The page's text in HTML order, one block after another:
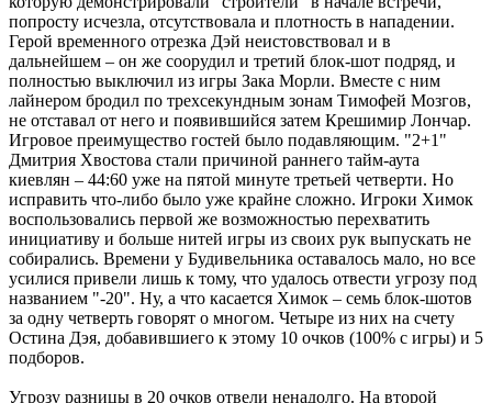
попросту исчезла, отсутствовала и плотность в нападении.
Герой временного отрезка Дэй неистовствовал и в
дальнейшем – он же соорудил и третий блок-шот подряд, и
полностью выключил из игры Зака Морли. Вместе с ним
лайнером бродил по трехсекундным зонам Тимофей Мозгов,
не отставал от него и появившийся затем Крешимир Лончар.
Игровое преимущество гостей было подавляющим. "2+1"
Дмитрия Хвостова стали причиной раннего тайм-аута
киевлян – 44:60 уже на пятой минуте третьей четверти. Но
исправить что-либо было уже крайне сложно. Игроки Химок
воспользовались первой же возможностью перехватить
инициативу и больше нитей игры из своих рук выпускать не
собирались. Времени у Будивельника оставалось мало, но все
усилися привели лишь к тому, что удалось отвести угрозу под
названием "-20". Ну, а что касается Химок – семь блок-шотов
за одну четверть говорят о многом. Четыре из них на счету
Остина Дэя, добавившиего к этому 10 очков (100% с игры) и 5
подборов.
Угрозу разницы в 20 очков отвели ненадолго. На второй